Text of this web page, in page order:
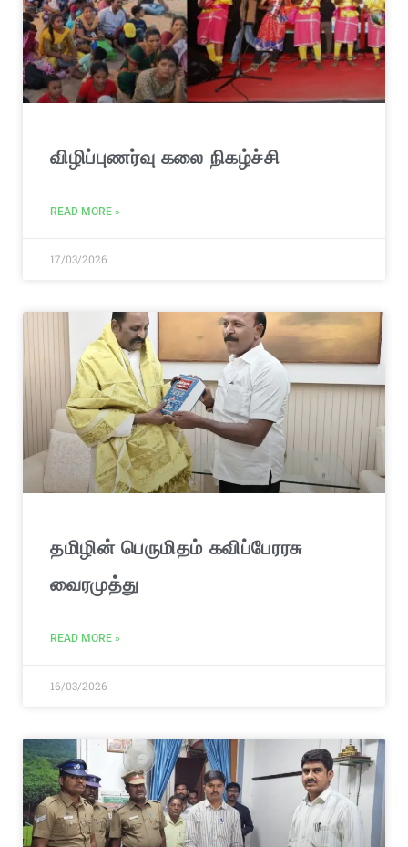
விழிப்புணர்வு கலை நிகழ்ச்சி
READ MORE »
17/03/2026
தமிழின் பெருமிதம் கவிப்பேரரசு
வைரமுத்து
READ MORE »
16/03/2026